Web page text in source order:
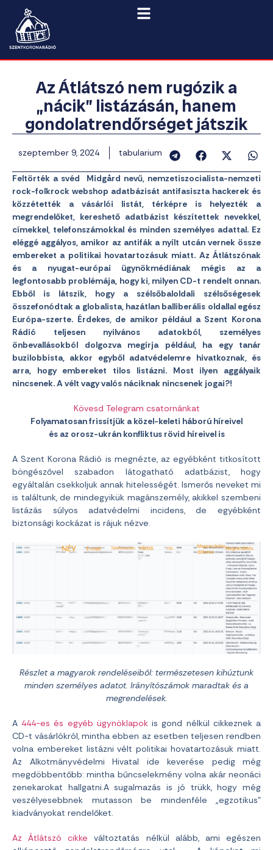
Az Átlátszó nem rugózik a
„nácik” listázásán, hanem
gondolatrendőrséget játszik
szeptember 9, 2024 tabularium
Feltörték a svéd Midgård nevű, nemzetiszocialista-nemzeti
rock-folkrock webshop adatbázisát antifasiszta hackerek és
közzétették a vásárlói listát, térképre is helyezték a
megrendelőket, kereshető adatbázist készítettek nevekkel,
címekkel, telefonszámokkal és minden személyes adattal. Ez
eléggé aggályos, amikor az antifák a nyílt utcán vernek össze
embereket a politikai hovatartozásuk miatt. Az Átlátszónak
és a nyugat-európai ügynökmédiának mégis az a
legfontosabb problémája, hogy ki, milyen CD-t rendelt onnan.
Ebből is látszik, hogy a szélsőbaloldali szélsőségesek
összefonódtak a globalista, hazátlan balliberális oldallal egész
Európa-szerte. Érdekes, de amikor például a Szent Korona
Rádió teljesen nyilvános adatokból, személyes
önbevallásokból dolgozva megírja például, ha egy tanár
buzilobbista, akkor egyből adatvédelemre hivatkoznak, és
arra, hogy embereket tilos listázni. Most ilyen aggályaik
nincsenek. A vélt vagy valós náciknak nincsenek jogai?!
Kövesd Telegram csatornánkat
Folyamatosan frissítjük a közel-keleti háború híreivel
és az orosz-ukrán konfliktus rövid híreivel is
A Szent Korona Rádió is megnézte, az egyébként titkosított
böngészővel szabadon látogatható adatbázist, hogy
egyáltalán csekkoljuk annak hitelességét. Ismerős neveket mi
is találtunk, de mindegyikük magánszemély, akikkel szembeni
listázás súlyos adatvédelmi incidens, de egyébként
biztonsági kockázat is rájuk nézve.
Részlet a magyarok rendeléseiből: természetesen kihúztunk
minden személyes adatot. Irányítószámok maradtak és a
megrendelések.
A 444-es és egyéb ügynöklapok is gond nélkül cikkeznek a
CD-t vásárlókról, mintha ebben az esetben teljesen rendben
volna embereket listázni vélt politikai hovatartozásuk miatt.
Az Alkotmányvédelmi Hivatal ide keverése pedig még
megdöbbentőbb: mintha bűncselekmény volna akár neonáci
zenekarokat hallgatni.A sugalmazás is jó trükk, hogy még
veszélyesebbnek mutasson be mindenféle „egzotikus”
kiadványokat rendelőket.
Az Átlátszó cikke változtatás nélkül alább, ami egészen